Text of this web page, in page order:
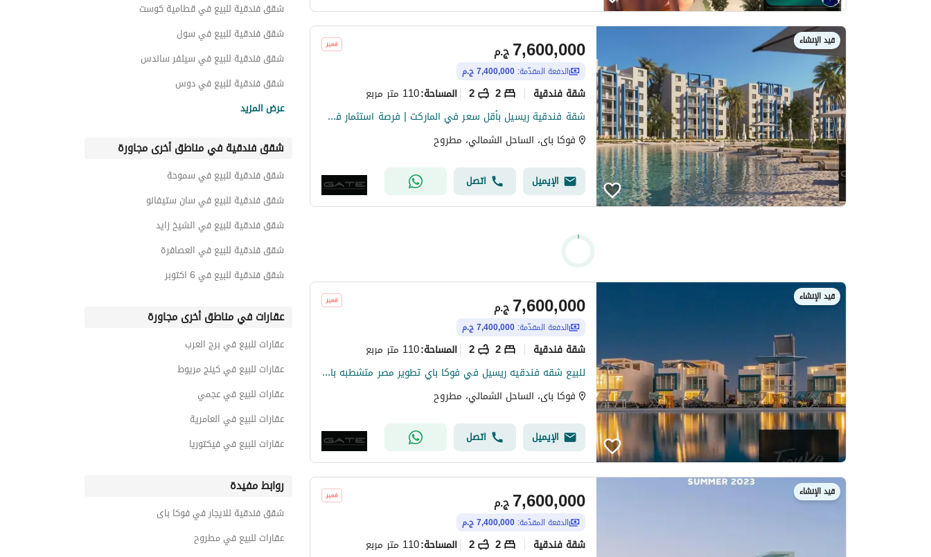
قيد الإنشاء
ج.م7,600,000
الدفعة المقدّمة: 7,400,000 ج.م
شقة فندقية 2
2 المساحة:110 متر مربع
شقة فندقية ريسيل بأقل سعر في الماركت | فرصة استثمار في الساحل في فوكا باي | متشطب ومفروش بالكامل
فوكا باى، الساحل الشمالي، مطروح
الإيميل اتصل
قيد الإنشاء
ج.م7,600,000
الدفعة المقدّمة: 7,400,000 ج.م
شقة فندقية 2
2 المساحة:110 متر مربع
للبيع شقه فندقيه ريسيل في فوكا باي تطوير مصر متشطبه بالفرش والاجهزة بحري صريح فيو داخلي للبحر وحمام السباحه مقدم 7.4 فقط
فوكا باى، الساحل الشمالي، مطروح
الإيميل اتصل
قيد الإنشاء
ج.م7,600,000
الدفعة المقدّمة: 7,400,000 ج.م
شقة فندقية 2
2 المساحة:110 متر مربع
دوبليكس للبيع في فوكا باى
عقارات للبيع في فوكا باى
شقق فندقية للبيع في قطامية كوست
شقق فندقية للبيع في سول
شقق فندقية للبيع في سيلفر ساندس
شقق فندقية للبيع في دوس
شقق فندقية للبيع في ساوث ميد
شقق فندقية للبيع في زويا غزالة باي
شقق فندقية للبيع في باهيا
عرض المزيد
شقق فندقية في مناطق أخرى مجاورة
شقق فندقية للبيع في سموحة
شقق فندقية للبيع في سان ستيفانو
شقق فندقية للبيع في الشيخ زايد
شقق فندقية للبيع في العصافرة
شقق فندقية للبيع في 6 اكتوبر
عقارات في مناطق أخرى مجاورة
عقارات للبيع في برج العرب
عقارات للبيع في كينج مريوط
عقارات للبيع في عجمي
عقارات للبيع في العامرية
عقارات للبيع في فيكتوريا
روابط مفيدة
شقق فندقية للايجار في فوكا باى
عقارات للبيع في مطروح